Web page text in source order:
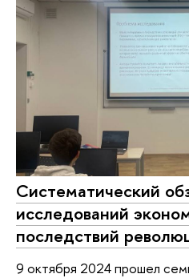
Систематический
исследований
последствий
9 октября 2024 прошел